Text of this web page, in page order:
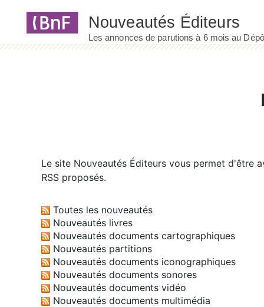
Le site Nouveautés Éditeurs vous permet d'être
RSS proposés.
Toutes les nouveautés
Nouveautés livres
Nouveautés documents cartographiques
Nouveautés partitions
Nouveautés documents iconographiques
Nouveautés documents sonores
Nouveautés documents vidéo
Nouveautés documents multimédia